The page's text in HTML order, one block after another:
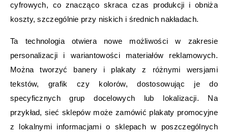
cyfrowych, co znacząco skraca czas produkcji i obniża
koszty, szczególnie przy niskich i średnich nakładach.
Ta technologia otwiera nowe możliwości w zakresie
personalizacji i wariantowości materiałów reklamowych.
Można tworzyć banery i plakaty z różnymi wersjami
tekstów, grafik czy kolorów, dostosowując je do
specyficznych grup docelowych lub lokalizacji. Na
przykład, sieć sklepów może zamówić plakaty promocyjne
z lokalnymi informacjami o sklepach w poszczególnych